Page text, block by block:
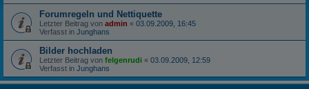
Forumregeln und Nettiquette
Letzter Beitrag von admin « 03.09.2009, 16:45
Verfasst in Junghans
Bilder hochladen
Letzter Beitrag von felgenrudi « 03.09.2009, 12:59
Verfasst in Junghans